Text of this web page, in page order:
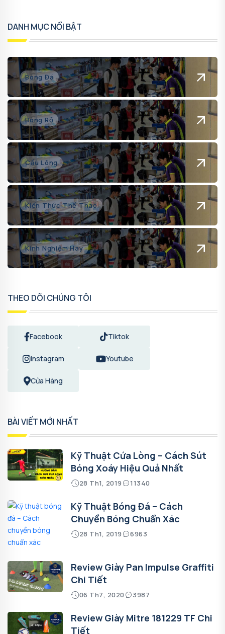
DANH MỤC NỔI BẬT
Bóng Đá
Bóng Rổ
Cầu Lông
Kiến Thức Thể Thao
Kinh Nghiệm Hay
THEO DÕI CHÚNG TÔI
Facebook Tiktok
Instagram Youtube
Cửa Hàng
BÀI VIẾT MỚI NHẤT
Kỹ Thuật Cứa Lòng – Cách Sút
Bóng Xoáy Hiệu Quả Nhất
28 Th1, 2019 11340
Kỹ Thuật Bóng Đá – Cách
Chuyền Bóng Chuẩn Xác
28 Th1, 2019 6963
Review Giày Pan Impulse Graffiti
Chi Tiết
06 Th7, 2020 3987
Review Giày Mitre 181229 TF Chi
Tiết